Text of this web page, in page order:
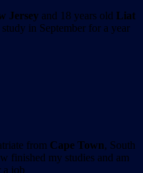
Jerseyand 18 years old Liat
in September for a year
from Cape Town, South
finished my studies and am
a job